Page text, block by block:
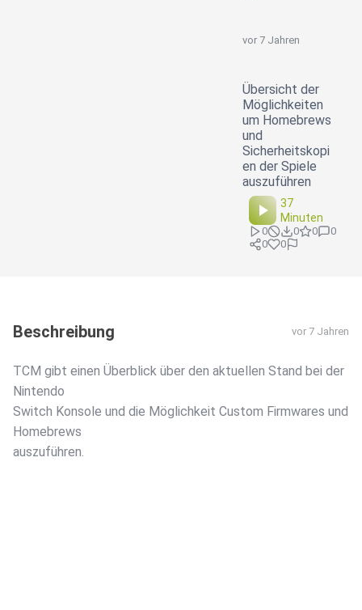
vor 7 Jahren
Übersicht der
Möglichkeiten
um Homebrews
und
Sicherheitskopi
en der Spiele
auszuführen
37
Minuten
0 0 0
0
0
0
Beschreibung vor 7 Jahren
TCM gibt einen Überblick über den aktuellen Stand bei der
Nintendo
Switch Konsole und die Möglichkeit Custom Firmwares und
Homebrews
auszuführen.